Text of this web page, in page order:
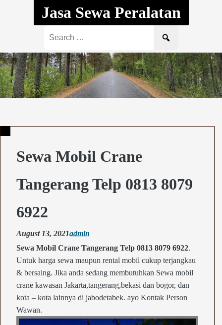
Jasa Sewa Peralatan
Sewa Mobil Crane
Tangerang Telp 0813 8079
6922
August 13, 2021admin
Sewa Mobil Crane Tangerang Telp 0813 8079 6922.
Untuk harga sewa maupun rental mobil cukup terjangkau
& bersaing. Jika anda sedang membutuhkan Sewa mobil
crane kawasan Jakarta,tangerang,bekasi dan bogor, dan
kota – kota lainnya di jabodetabek. ayo Kontak Person
Wawan.